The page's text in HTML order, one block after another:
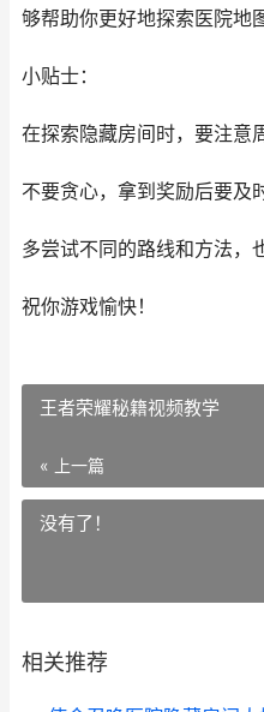
够帮助你更好地探索医院地
小贴士：
在探索隐藏房间时，要注意
不要贪心，拿到奖励后要及
多尝试不同的路线和方法，
祝你游戏愉快！
王者荣耀秘籍视频教学
« 上一篇
没有了！
相关推荐